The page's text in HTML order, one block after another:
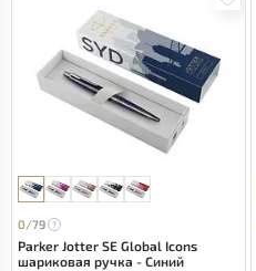
0/79
Parker Jotter SE Global Icons
шариковая ручка - Cиний